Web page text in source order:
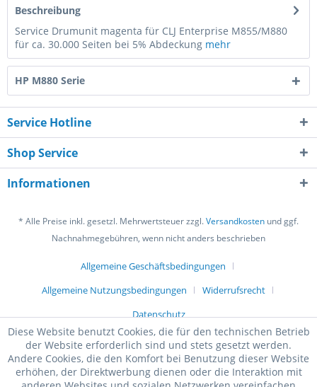
Beschreibung
Service Drumunit magenta für CLJ Enterprise M855/M880
für ca. 30.000 Seiten bei 5% Abdeckung mehr
HP M880 Serie
Service Hotline
Shop Service
Informationen
* Alle Preise inkl. gesetzl. Mehrwertsteuer zzgl.Versandkosten und ggf.
Nachnahmegebühren, wenn nicht anders beschrieben
Allgemeine Geschäftsbedingungen
Allgemeine Nutzungsbedingungen
Widerrufsrecht
Datenschutz
Diese Website benutzt Cookies, die für den technischen Betrieb
der Website erforderlich sind und stets gesetzt werden.
Andere Cookies, die den Komfort bei Benutzung dieser Website
erhöhen, der Direktwerbung dienen oder die Interaktion mit